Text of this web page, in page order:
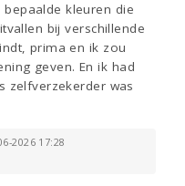
kleuren die
bij verschillende
prima en ik zou
geven. En ik had
zelfverzekerder was
2026 17:28